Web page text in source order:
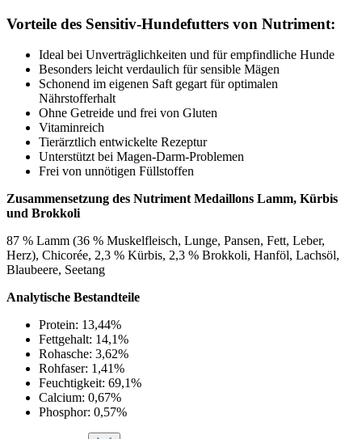
Vorteile des Sensitiv-Hundefutters von Nutriment:
Ideal bei Unverträglichkeiten und für empfindliche Hunde
Besonders leicht verdaulich für sensible Mägen
Schonend im eigenen Saft gegart für optimalen
Nährstofferhalt
Ohne Getreide und frei von Gluten
Vitaminreich
Tierärztlich entwickelte Rezeptur
Unterstützt bei Magen-Darm-Problemen
Frei von unnötigen Füllstoffen
Zusammensetzung des Nutriment Medaillons Lamm, Kürbis
und Brokkoli
87 % Lamm (36 % Muskelfleisch, Lunge, Pansen, Fett, Leber,
Herz), Chicorée, 2,3 % Kürbis, 2,3 % Brokkoli, Hanföl, Lachsöl,
Blaubeere, Seetang
Analytische Bestandteile
Protein: 13,44%
Fettgehalt: 14,1%
Rohasche: 3,62%
Rohfaser: 1,41%
Feuchtigkeit: 69,1%
Calcium: 0,67%
Phosphor: 0,57%